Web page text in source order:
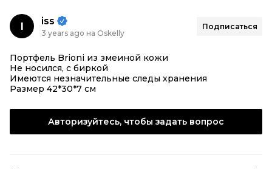
I iss
3 years ago на Oskelly
Подписаться
Портфель Brioni из змеиной кожи
Не носился, с биркой
Имеются незначительные следы хранения
Размер 42*30*7 см
Авторизуйтесь, чтобы задать вопрос